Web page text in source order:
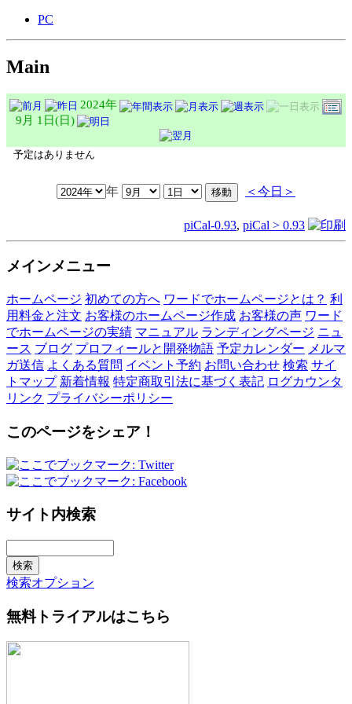
PC
Main
2024年
9月 1日(日)
予定はありません
年 ＜今日＞
piCal-0.93, piCal > 0.93
メインメニュー
ホームページ 初めての方へ ワードでホームページとは？ 利
用料金と注文 お客様のホームページ作成 お客様の声 ワード
でホームページの実績 マニュアル ランディングページ ニュ
ース ブログ プロフィールと開発物語 予定カレンダー メルマ
ガ送信 よくある質問 イベント予約 お問い合わせ 検索 サイ
トマップ 新着情報 特定商取引法に基づく表記 ログカウンタ
リンク プライバシーポリシー
このページをシェア！
サイト内検索
検索オプション
無料トライアルはこちら